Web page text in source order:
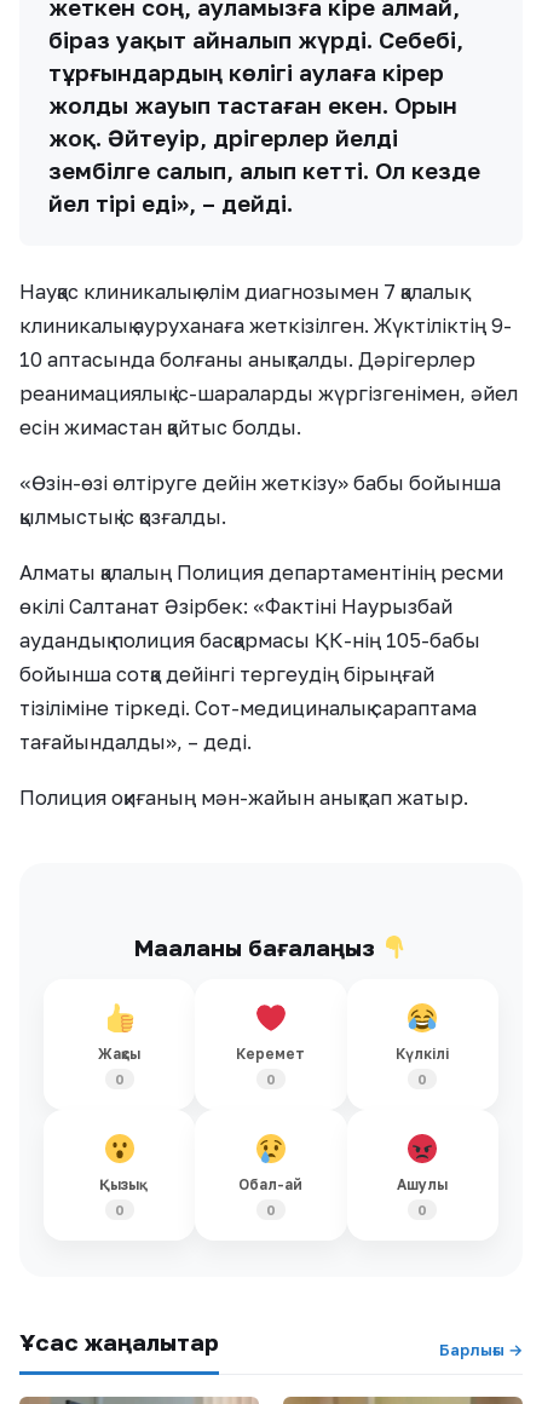
жеткен соң, ауламызға кіре алмай,
біраз уақыт айналып жүрді. Себебі,
тұрғындардың көлігі аулаға кірер
жолды жауып тастаған екен. Орын
жоқ. Әйтеуір, дәрігерлер әйелді
зембілге салып, алып кетті. Ол кезде
әйел тірі еді», – дейді.
Науқас клиникалық өлім диагнозымен 7 қалалық
клиникалық ауруханаға жеткізілген. Жүктіліктің 9-
10 аптасында болғаны анықталды. Дәрігерлер
реанимациялық іс-шараларды жүргізгенімен, әйел
есін жимастан қайтыс болды.
«Өзiн-өзi өлтiруге дейiн жеткiзу» бабы бойынша
қылмыстық іс қозғалды.
Алматы қалалың Полиция департаментінің ресми
өкілі Салтанат Әзірбек: «Фактіні Наурызбай
аудандық полиция басқармасы ҚК-нің 105-бабы
бойынша сотқа дейінгі тергеудің бірыңғай
тізіліміне тіркеді. Сот-медициналық сараптама
тағайындалды», – деді.
Полиция оқиғаның мән-жайын анықтап жатыр.
Мақаланы бағалаңыз
Жақсы
0
Керемет
0
Күлкілі
0
Қызық
0
Обал-ай
0
Ашулы
0
Ұқсас жаңалықтар Барлығы →